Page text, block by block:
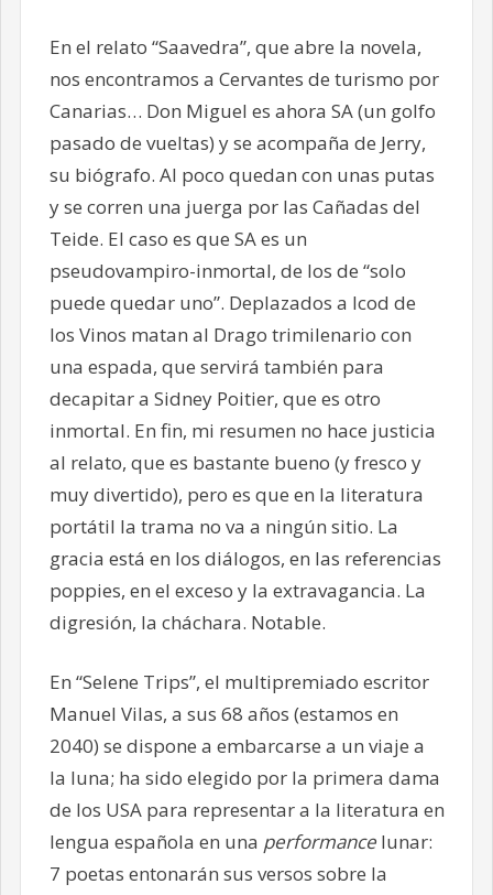
En el relato “Saavedra”, que abre la novela,
nos encontramos a Cervantes de turismo por
Canarias… Don Miguel es ahora SA (un golfo
pasado de vueltas) y se acompaña de Jerry,
su biógrafo. Al poco quedan con unas putas
y se corren una juerga por las Cañadas del
Teide. El caso es que SA es un
pseudovampiro-inmortal, de los de “solo
puede quedar uno”. Deplazados a Icod de
los Vinos matan al Drago trimilenario con
una espada, que servirá también para
decapitar a Sidney Poitier, que es otro
inmortal. En fin, mi resumen no hace justicia
al relato, que es bastante bueno (y fresco y
muy divertido), pero es que en la literatura
portátil la trama no va a ningún sitio. La
gracia está en los diálogos, en las referencias
poppies, en el exceso y la extravagancia. La
digresión, la cháchara. Notable.
En “Selene Trips”, el multipremiado escritor
Manuel Vilas, a sus 68 años (estamos en
2040) se dispone a embarcarse a un viaje a
la luna; ha sido elegido por la primera dama
de los USA para representar a la literatura en
lengua española en una performancelunar:
7 poetas entonarán sus versos sobre la